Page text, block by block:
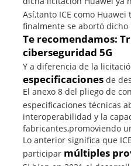
Así,tanto ICE como
finalmente se abortó
Te recomendamos:
ciberseguridad 5G
Y a diferencia de la
especificacionesde
El anexo 8 del pliego de
especificaciones técnicas
interoperabilidad y la
fabricantes,promoviendo
Lo anterior significa que
participar múltiples